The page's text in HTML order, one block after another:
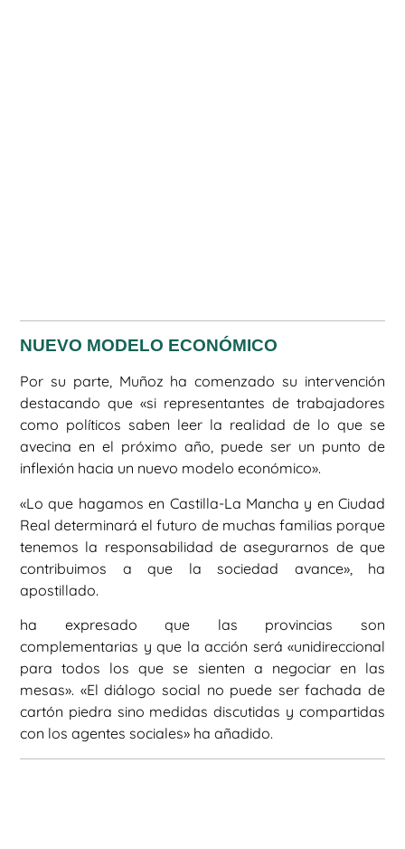
NUEVO MODELO ECONÓMICO
Por su parte, Muñoz ha comenzado su intervención
destacando que «si representantes de trabajadores
como políticos saben leer la realidad de lo que se
avecina en el próximo año, puede ser un punto de
inflexión hacia un nuevo modelo económico».
«Lo que hagamos en Castilla-La Mancha y en Ciudad
Real determinará el futuro de muchas familias porque
tenemos la responsabilidad de asegurarnos de que
contribuimos a que la sociedad avance», ha
apostillado.
ha expresado que las provincias son
complementarias y que la acción será «unidireccional
para todos los que se sienten a negociar en las
mesas». «El diálogo social no puede ser fachada de
cartón piedra sino medidas discutidas y compartidas
con los agentes sociales» ha añadido.